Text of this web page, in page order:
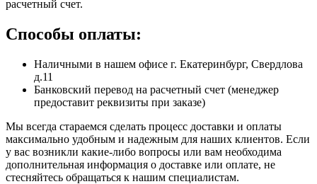
расчетный счет.
Способы оплаты:
Наличными в нашем офисе г. Екатеринбург, Свердлова
д.11
Банковский перевод на расчетный счет (менеджер
предоставит реквизиты при заказе)
Мы всегда стараемся сделать процесс доставки и оплаты
максимально удобным и надежным для наших клиентов. Если
у вас возникли какие-либо вопросы или вам необходима
дополнительная информация о доставке или оплате, не
стесняйтесь обращаться к нашим специалистам.